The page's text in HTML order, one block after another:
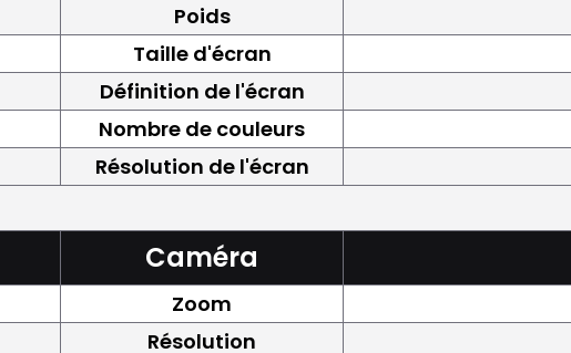
Poids
Taille d'écran
Définition de l'écran
Nombre de couleurs
Résolution de l'écran
Caméra
Zoom
Résolution